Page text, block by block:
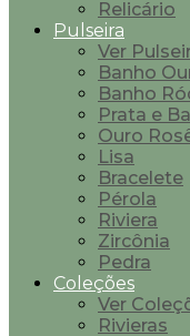
Relicário
Pulseira
Ver
Banho
Banho
Prata e
Ouro
Lisa
Bracelete
Pérola
Riviera
Zircônia
Pedra
Coleções
Ver
Rivieras